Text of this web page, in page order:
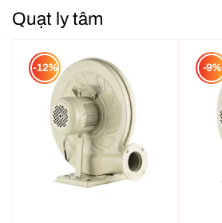
Quạt ly tâm
-12% -9%